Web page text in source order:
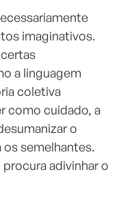
imaginativos.
a linguagem
coletiva
como cuidado, a
o
semelhantes.
adivinhar o